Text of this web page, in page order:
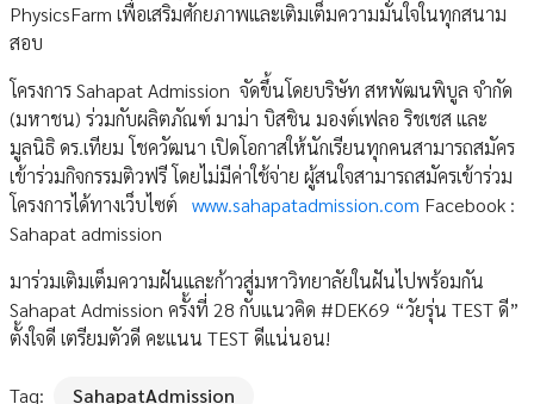
PhysicsFarm เพื่อเสริมศักยภาพและเติมเต็มความมั่นใจในทุกสนาม
สอบ
โครงการ Sahapat Admission จัดขึ้นโดยบริษัท สหพัฒนพิบูล จำกัด
(มหาชน) ร่วมกับผลิตภัณฑ์ มาม่า บิสชิน มองต์เฟลอ ริชเชส และ
มูลนิธิ ดร.เทียม โชควัฒนา เปิดโอกาสให้นักเรียนทุกคนสามารถสมัคร
เข้าร่วมกิจกรรมติวฟรี โดยไม่มีค่าใช้จ่าย ผู้สนใจสามารถสมัครเข้าร่วม
โครงการได้ทางเว็บไซต์ www.sahapatadmission.com Facebook :
Sahapat admission
มาร่วมเติมเต็มความฝันและก้าวสู่มหาวิทยาลัยในฝันไปพร้อมกัน
Sahapat Admission ครั้งที่ 28 กับแนวคิด #DEK69 “วัยรุ่น TEST ดี”
ตั้งใจดี เตรียมตัวดี คะแนน TEST ดีแน่นอน!
Tag: SahapatAdmission